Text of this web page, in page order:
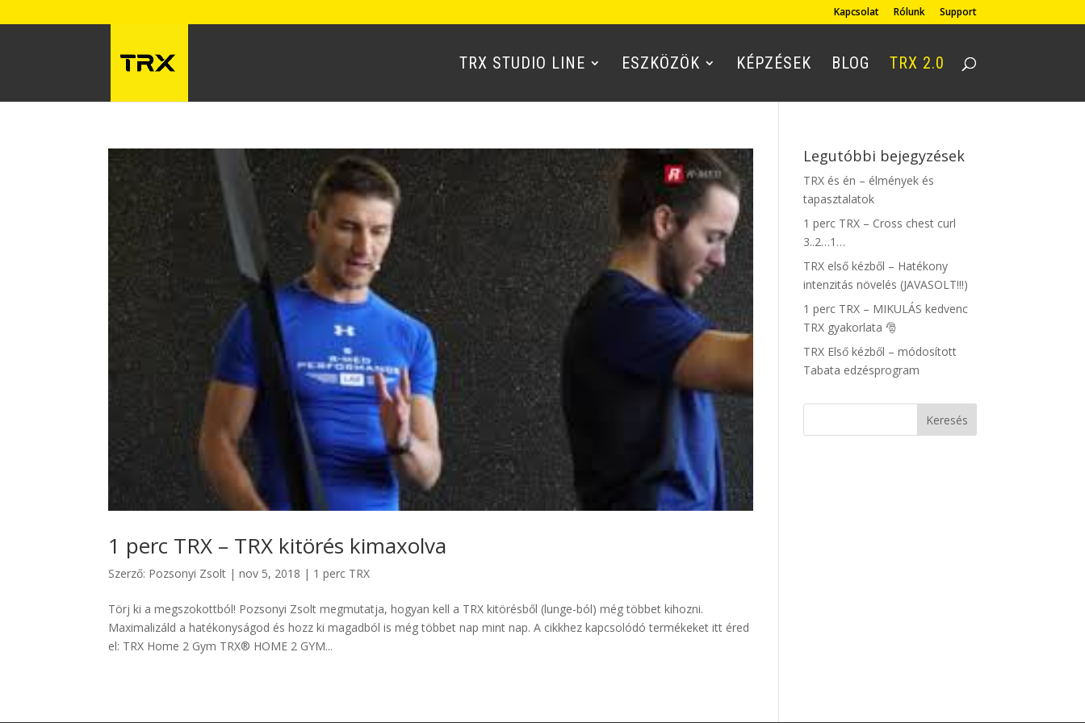
Kapcsolat Rólunk Support
TRX STUDIO LINE ESZKÖZÖK KÉPZÉSEK BLOG TRX 2.0
1 perc TRX – TRX kitörés kimaxolva
Szerző: Pozsonyi Zsolt |nov 5, 2018 | 1 perc TRX
Törj ki a megszokottból! Pozsonyi Zsolt megmutatja, hogyan kell a TRX kitörésből (lunge-ból) még többet kihozni.
Maximalizáld a hatékonyságod és hozz ki magadból is még többet nap mint nap. A cikkhez kapcsolódó termékeket itt éred
el: TRX Home 2 Gym TRX® HOME 2 GYM...
Legutóbbi bejegyzések
TRX és én – élmények és
tapasztalatok
1 perc TRX – Cross chest curl
3..2…1…
TRX első kézből – Hatékony
intenzitás növelés (JAVASOLT!!!)
1 perc TRX – MIKULÁS kedvenc
TRX gyakorlata 🎅
TRX Első kézből – módosított
Tabata edzésprogram